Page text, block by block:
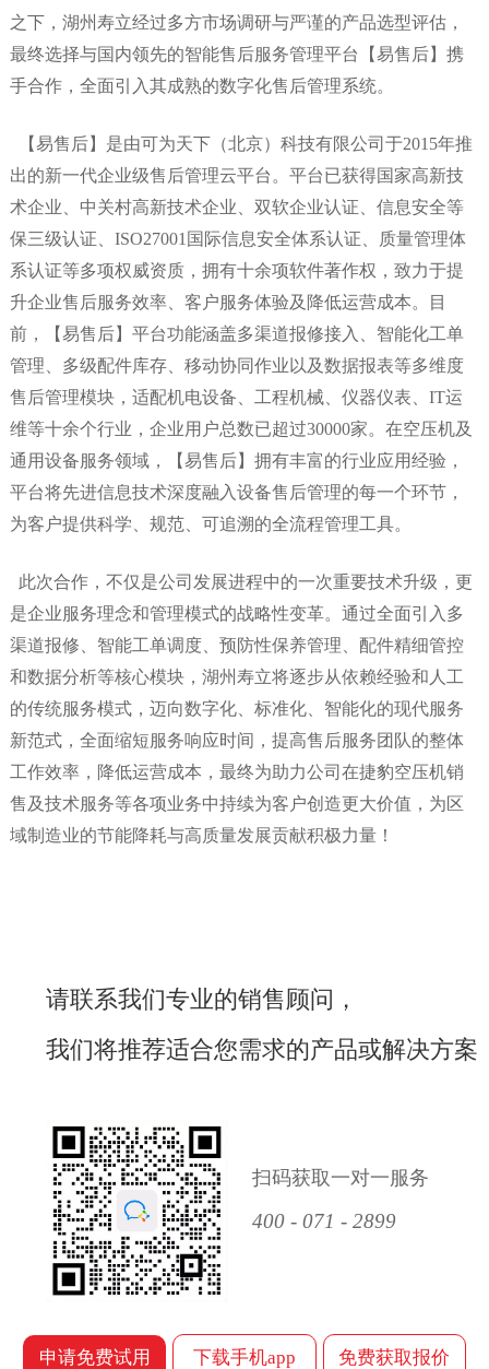
之下，湖州寿立经过多方市场调研与严谨的产品选型评估，
最终选择与国内领先的智能售后服务管理平台
【易售后】 携
手合作，全面引入其成熟的数字化售后管理系统。
【易售后】 是由可为天下（北京）科技有限公司于2015年推
出的新一代企业级售后管理云平台。平台已获得国家高新技
术企业、中关村高新技术企业、双软企业认证、信息安全等
保三级认证、ISO27001国际信息安全体系认证、质量管理体
系认证等多项权威资质，拥有十余项软件著作权，致力于提
升企业售后服务效率、客户服务体验及降低运营成本。目
前，
【易售后】 平台功能涵盖多渠道报修接入、智能化工单
管理、多级配件库存、移动协同作业以及数据报表等多维度
售后管理模块，适配机电设备、工程机械、仪器仪表、 IT运
维等十余个行业，企业用户总数已超过30000家。在空压机及
通用设备服务领域，
【易售后】 拥有丰富的行业应用经验，
平台将先进信息技术深度融入设备售后管理的每一个环节，
为客户提供科学、规范、可追溯的全流程管理工具。
此次合作， 不仅是公司发展进程中的一次重要技术升级，更
是企业服务理念和管理模式的战略性变革。通过全面引入多
渠道报修、智能工单调度、预防性保养管理、配件精细管控
和数据分析等核心模块，湖州寿立将逐步从依赖经验和人工
的传统服务模式，迈向数字化、标准化、智能化的现代服务
新范式，全面缩短服务响应时间，提高售后服务团队的整体
工作效率，降低运营成本，最终为助力公司在捷豹空压机销
售及技术服务等各项业务中持续为客户创造更大价值，为区
域制造业的节能降耗与高质量发展贡献积极力量！
请联系我们专业的销售顾问，
我们将推荐适合您需求的产品或解决方案
扫码获取一对一服务
400 - 071 - 2899
申请免费试用 下载手机app 免费获取报价